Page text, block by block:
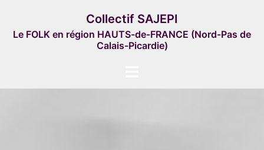
contenu
Collectif SAJEPI
Le FOLK en région HAUTS-de-FRANCE (Nord-Pas de
Calais-Picardie)